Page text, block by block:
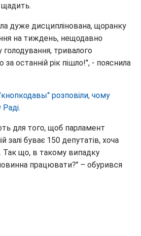
дуже дисциплінована, щоранку
на тиждень, нещодавно
голодування, тривалого
за останній рік пішло!", - пояснила
розповіли, чому
.
для того, щоб парламент
залі буває 150 депутатів, хоча
Так що, в такому випадку
працювати?" – обурився